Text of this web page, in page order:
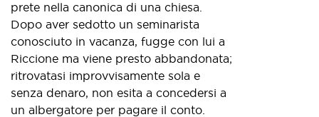
prete nella canonica di una chiesa.
Dopo aver sedotto un seminarista
conosciuto in vacanza, fugge con lui a
Riccione ma viene presto abbandonata;
ritrovatasi improvvisamente sola e
senza denaro, non esita a concedersi a
un albergatore per pagare il conto.